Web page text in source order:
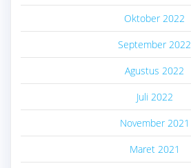
Oktober 2022
September 2022
Agustus 2022
Juli 2022
November 2021
Maret 2021